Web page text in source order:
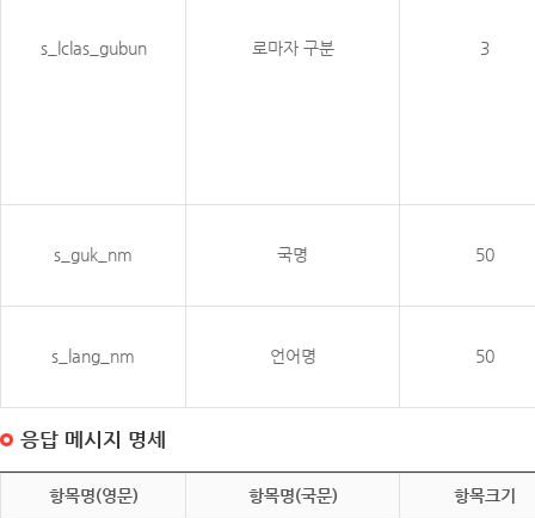
s_lclas_gubun 로마자 구분 3
s_guk_nm 국명 50
s_lang_nm 언어명 50
응답 메시지 명세
항목명(영문) 항목명(국문) 항목크기